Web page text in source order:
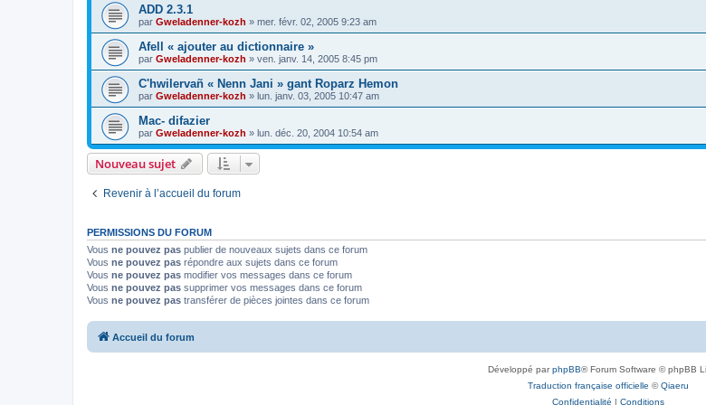
ADD 2.3.1
par Gweladenner-kozh » mer. févr. 02, 2005 9:23 am
Afell « ajouter au dictionnaire »
par Gweladenner-kozh » ven. janv. 14, 2005 8:45 pm
C'hwilervañ « Nenn Jani » gant Roparz Hemon
par Gweladenner-kozh » lun. janv. 03, 2005 10:47 am
Mac- difazier
par Gweladenner-kozh » lun. déc. 20, 2004 10:54 am
Nouveau sujet
Revenir à l’accueil du forum
PERMISSIONS DU FORUM
Vous ne pouvez pas publier de nouveaux sujets dans ce forum
Vous ne pouvez pas répondre aux sujets dans ce forum
Vous ne pouvez pas modifier vos messages dans ce forum
Vous ne pouvez pas supprimer vos messages dans ce forum
Vous ne pouvez pas transférer de pièces jointes dans ce forum
Accueil du forum
Développé parphpBB® Forum Software © phpBB
Traduction française officielle ©Qiaeru
Confidentialité | Conditions